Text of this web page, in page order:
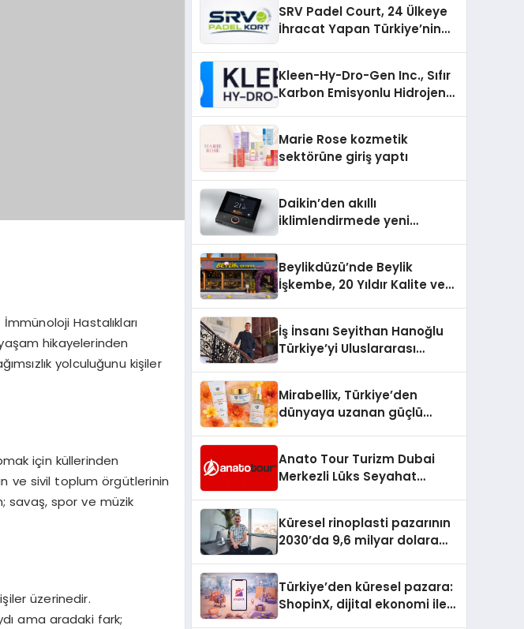
Hastalıkları
hikayelerinden
yolculuğunu kişiler
için küllerinden
ve sivil toplum örgütlerinin
savaş, spor ve müzik
üzerinedir.
ama aradaki fark;
SRV Padel Court, 24 Ülkeye
İhracat Yapan Türkiye’nin
Kleen-Hy-Dro-Gen Inc., Sıfır
Karbon Emisyonlu Hidrojen
Aldı
Marie Rose kozmetik
sektörüne giriş yaptı
Daikin’den akıllı
iklimlendirmede yeni
Beylikdüzü’nde Beylik
İşkembe, 20 Yıldır Kalite ve
İş İnsanı Seyithan Hanoğlu
Türkiye’yi Uluslararası
Mirabellix, Türkiye’den
dünyaya uzanan güçlü
Anato Tour Turizm Dubai
Merkezli Lüks Seyahat
Küresel rinoplasti pazarının
2030’da 9,6 milyar dolara
Türkiye’den küresel pazara:
ShopinX, dijital ekonomi ile